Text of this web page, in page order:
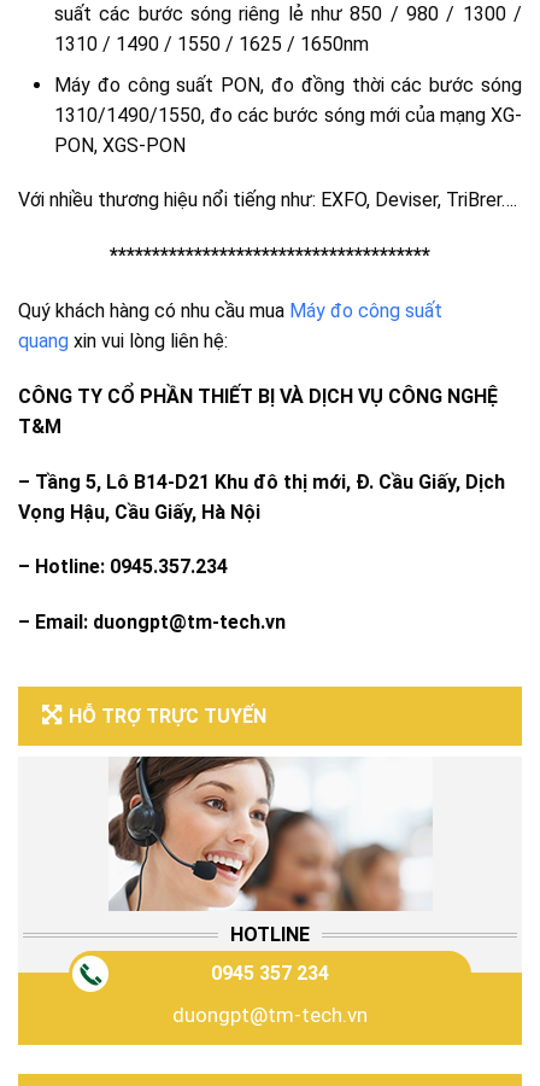
HỖ TRỢ TRỰC TUYẾN
HOTLINE
0945 357 234
duongpt@tm-tech.vn
suất các bước sóng riêng lẻ như 850 / 980 / 1300 /
1310 / 1490 / 1550 / 1625 / 1650nm
Máy đo công suất PON, đo đồng thời các bước sóng
1310/1490/1550, đo các bước sóng mới của mạng XG-
PON, XGS-PON
Với nhiều thương hiệu nổi tiếng như: EXFO, Deviser, TriBrer….
**************************************
Quý khách hàng có nhu cầu mua Máy đo công suất
quang xin vui lòng liên hệ:
CÔNG TY CỔ PHẦN THIẾT BỊ VÀ DỊCH VỤ CÔNG NGHỆ
T&M
– Tầng 5, Lô B14-D21 Khu đô thị mới, Đ. Cầu Giấy, Dịch
Vọng Hậu, Cầu Giấy, Hà Nội
– Hotline: 0945.357.234
– Email: duongpt@tm-tech.vn